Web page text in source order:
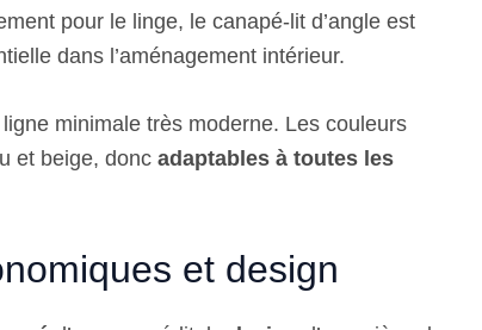
pour le linge, le canapé-lit d’angle est
dans l’aménagement intérieur.
minimale très moderne. Les couleurs
et beige, donc adaptables à toutes les
et design